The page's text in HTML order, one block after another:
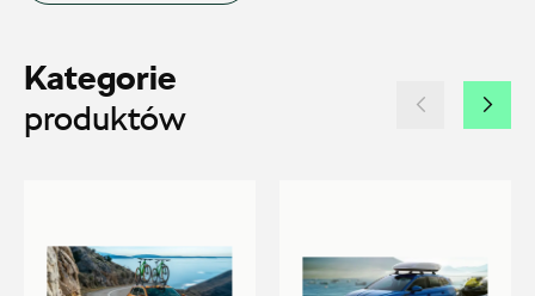
Kategorie
produktów
+48 422 144 586
czesci.brzezinska@zimny.com.pl
Auto Bączek